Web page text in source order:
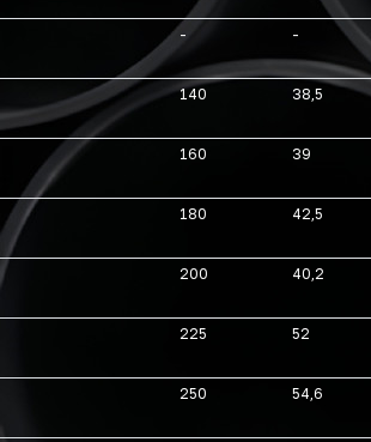
- -
140 38,5
160 39
180 42,5
200 40,2
225 52
250 54,6